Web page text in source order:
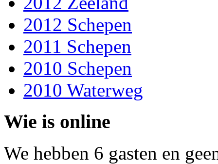
2012 Schepen
2011 Schepen
2010 Schepen
2010 Waterweg
Wie is online
We hebben 6 gasten en